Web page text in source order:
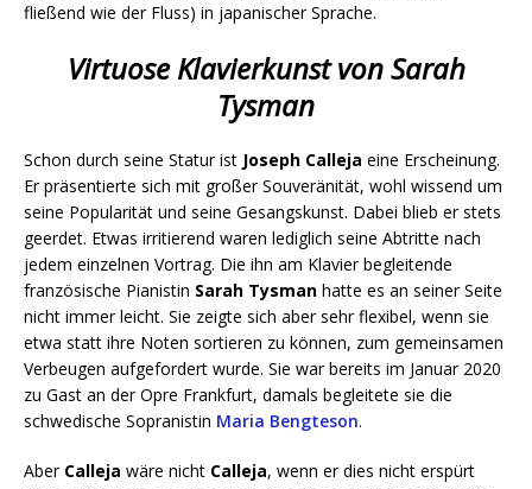
fließend wie der Fluss) in japanischer Sprache.
Virtuose Klavierkunst von Sarah
Tysman
Schon durch seine Statur ist Joseph Calleja eine Erscheinung.
Er präsentierte sich mit großer Souveränität, wohl wissend um
seine Popularität und seine Gesangskunst. Dabei blieb er stets
geerdet. Etwas irritierend waren lediglich seine Abtritte nach
jedem einzelnen Vortrag. Die ihn am Klavier begleitende
französische Pianistin Sarah Tysman hatte es an seiner Seite
nicht immer leicht. Sie zeigte sich aber sehr flexibel, wenn sie
etwa statt ihre Noten sortieren zu können, zum gemeinsamen
Verbeugen aufgefordert wurde. Sie war bereits im Januar 2020
zu Gast an der Opre Frankfurt, damals begleitete sie die
schwedische Sopranistin Maria Bengteson.
Aber Calleja wäre nicht Calleja, wenn er dies nicht erspürt